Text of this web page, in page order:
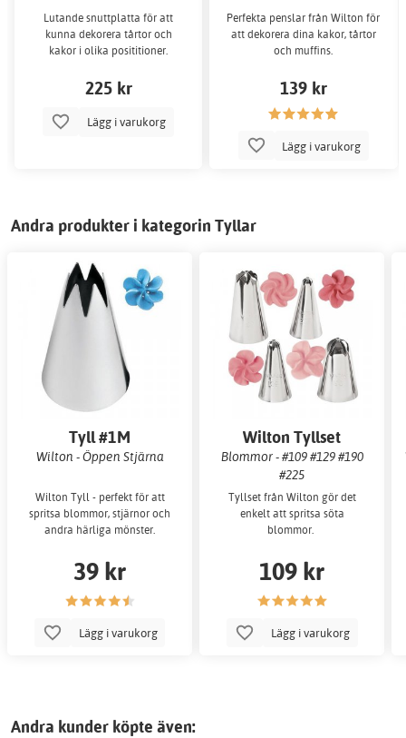
Lutande snuttplatta för att
kunna dekorera tårtor och
kakor i olika posititioner.
225 kr
Lägg i varukorg
Perfekta penslar från Wilton för
att dekorera dina kakor, tårtor
och muffins.
139 kr
Lägg i varukorg
Andra produkter i kategorin Tyllar
Tyll #1M
Wilton - Öppen Stjärna
Wilton Tyll - perfekt för att
spritsa blommor, stjärnor och
andra härliga mönster.
39 kr
Lägg i varukorg
Wilton Tyllset
Blommor - #109 #129 #190
#225
Tyllset från Wilton gör det
enkelt att spritsa söta
blommor.
109 kr
Lägg i varukorg
Andra kunder köpte även: